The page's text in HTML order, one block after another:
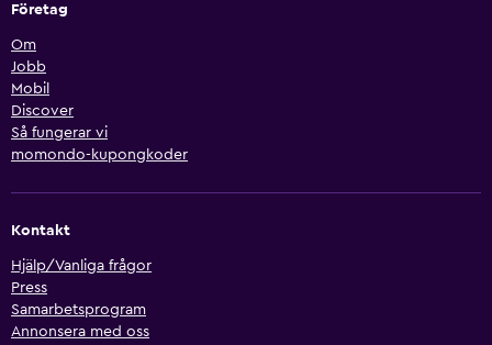
Företag
Om
Jobb
Mobil
Discover
Så fungerar vi
momondo-kupongkoder
Kontakt
Hjälp/Vanliga frågor
Press
Samarbetsprogram
Annonsera med oss